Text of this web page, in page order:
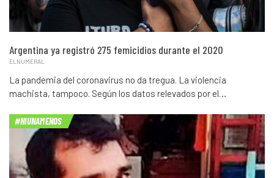
Argentina ya registró 275 femicidios durante el 2020
ELNUMERAL
La pandemia del coronavirus no da tregua. La violencia
machista, tampoco. Según los datos relevados por el…
#NIUNAMENOS